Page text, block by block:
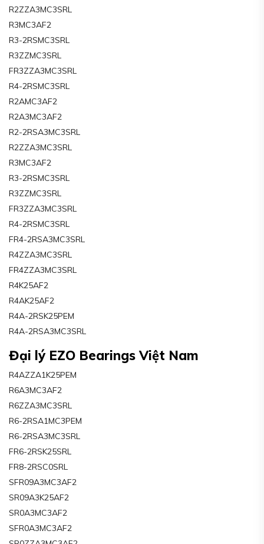
R2ZZA3MC3SRL
R3MC3AF2
R3-2RSMC3SRL
R3ZZMC3SRL
FR3ZZA3MC3SRL
R4-2RSMC3SRL
R2AMC3AF2
R2A3MC3AF2
R2-2RSA3MC3SRL
R2ZZA3MC3SRL
R3MC3AF2
R3-2RSMC3SRL
R3ZZMC3SRL
FR3ZZA3MC3SRL
R4-2RSMC3SRL
FR4-2RSA3MC3SRL
R4ZZA3MC3SRL
FR4ZZA3MC3SRL
R4K25AF2
R4AK25AF2
R4A-2RSK25PEM
R4A-2RSA3MC3SRL
Đại lý EZO Bearings Việt Nam
R4AZZA1K25PEM
R6A3MC3AF2
R6ZZA3MC3SRL
R6-2RSA1MC3PEM
R6-2RSA3MC3SRL
FR6-2RSK25SRL
FR8-2RSC0SRL
SFR09A3MC3AF2
SR09A3K25AF2
SR0A3MC3AF2
SFR0A3MC3AF2